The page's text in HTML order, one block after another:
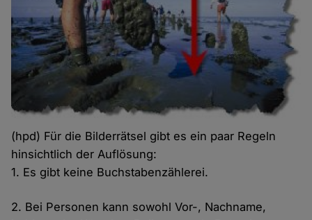
(hpd) Für die Bilderrätsel gibt es ein paar Regeln
hinsichtlich der Auflösung:
1. Es gibt keine Buchstabenzählerei.
2. Bei Personen kann sowohl Vor-, Nachname,